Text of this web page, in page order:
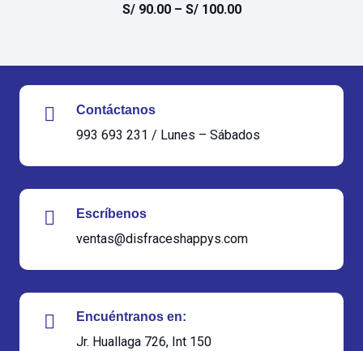
S/90.00– S/100.00
Contáctanos
993 693 231 / Lunes – Sábados
Escríbenos
ventas@disfraceshappys.com
Encuéntranos en:
Jr. Huallaga 726, Int 150